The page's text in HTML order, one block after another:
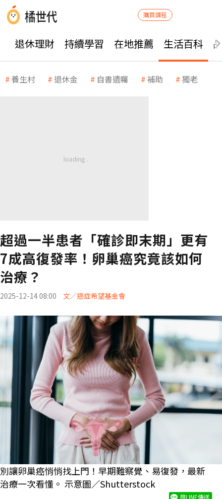
購買課程
退休理財 持續學習 在地推薦 生活百科
養生村 退休金 自書遺囑 補助 獨老
超過一半患者「確診即末期」更有
7成高復發率！卵巢癌究竟該如何
治療？
2025-12-14 08:00 文／癌症希望基金會
別讓卵巢癌悄悄找上門！早期難察覺、易復發，最新
治療一次看懂。 示意圖／Shutterstock
用LINE傳送